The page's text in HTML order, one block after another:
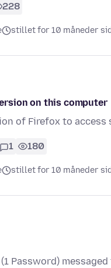
228
stillet for 10 måneder
on this computer
of Firefox to access
1 180
stillet for 10 måneder
Password)